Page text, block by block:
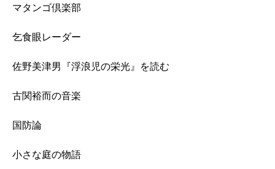
マタンゴ倶楽部
乞食眼レーダー
佐野美津男『浮浪児の栄光』を読む
古関裕而の音楽
国防論
小さな庭の物語